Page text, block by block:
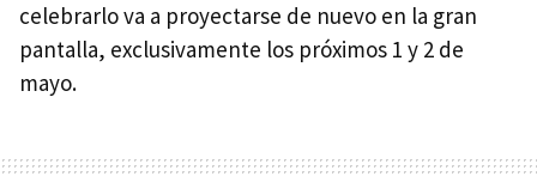
celebrarlo va a proyectarse de nuevo en la gran
pantalla, exclusivamente los próximos 1 y 2 de
mayo.